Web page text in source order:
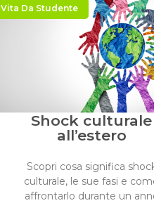
Vita Da Studente
Shock culturale
all’estero
Scopri cosa significa
culturale, le sue fasi e
affrontarlo durante un